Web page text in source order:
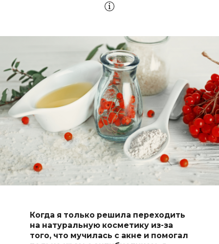
Когда я только решила переходить
на натуральную косметику из-за
того, что мучилась с акне и помогал